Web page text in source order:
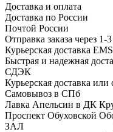
Доставка и оплата
Доставка по России
Почтой России
Отправка заказа через 1-
Курьерская доставка EMS
Быстрая и надежная
СДЭК
Курьерская доставка
Самовывоз в СПб
Лавка Апельсин в ДК
Проспект Обуховской
ЗАЛ